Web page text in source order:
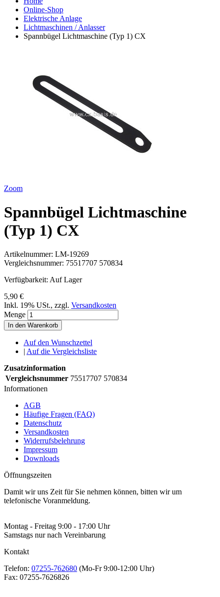
Online-Shop
Elektrische Anlage
Lichtmaschinen / Anlasser
Spannbügel Lichtmaschine (Typ 1) CX
Zoom
Spannbügel Lichtmaschine
(Typ 1) CX
Artikelnummer: LM-19269
Vergleichsnummer: 75517707 570834
Verfügbarkeit: Auf Lager
5,90 €
Inkl. 19% USt., zzgl. Versandkosten
Menge
In den Warenkorb
Auf den Wunschzettel
| Auf die Vergleichsliste
Zusatzinformation
Vergleichsnummer 75517707 570834
Informationen
AGB
Häufige Fragen (FAQ)
Datenschutz
Versandkosten
Widerrufsbelehrung
Impressum
Downloads
Öffnungszeiten
Damit wir uns Zeit für Sie nehmen können, bitten wir um
telefonische Voranmeldung.
Montag - Freitag 9:00 - 17:00 Uhr
Samstags nur nach Vereinbarung
Kontakt
Telefon: 07255-762680 (Mo-Fr 9:00-12:00 Uhr)
Fax: 07255-7626826